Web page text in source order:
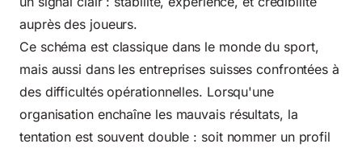
auprès des joueurs.
Ce schéma est classique dans le monde du sport,
mais aussi dans les entreprises suisses confrontées à
des difficultés opérationnelles. Lorsqu'une
organisation enchaîne les mauvais résultats, la
tentation est souvent double : soit nommer un profil